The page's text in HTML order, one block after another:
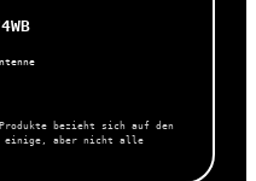
bezieht sich auf den
einige, aber nicht alle